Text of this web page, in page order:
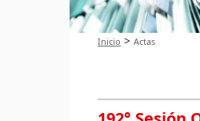
Inicio > Actas